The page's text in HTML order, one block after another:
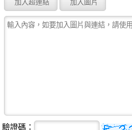
驗證碼：